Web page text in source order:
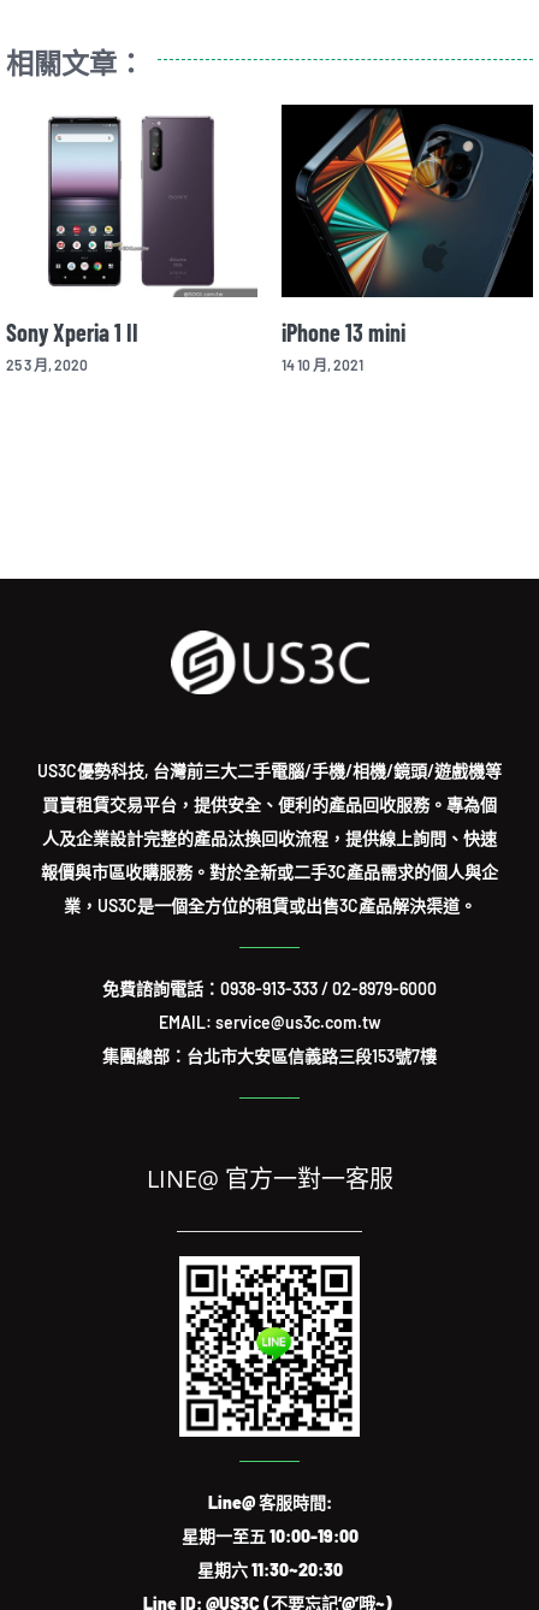
相關文章：
Sony Xperia 1 II
25 3 月, 2020
iPhone 13 mini
14 10 月, 2021
US3C優勢科技, 台灣前三大二手電腦/手機/相機/鏡頭/遊戲機等
買賣租賃交易平台，提供安全、便利的產品回收服務。專為個
人及企業設計完整的產品汰換回收流程，提供線上詢問、快速
報價與市區收購服務。對於全新或二手3C產品需求的個人與企
業，US3C是一個全方位的租賃或出售3C產品解決渠道。
免費諮詢電話： 0938-913-333/02-8979-6000
EMAIL: service@us3c.com.tw
集團總部：台北市大安區信義路三段153號7樓
LINE@ 官方一對一客服
Line@ 客服時間:
星期一至五 10:00-19:00
星期六 11:30~20:30
Line ID: @US3C (不要忘記‘@’哦~)